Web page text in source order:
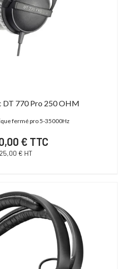
DT 770 Pro 250 OHM
fermé pro 5-35000Hz
€ TTC
€ HT